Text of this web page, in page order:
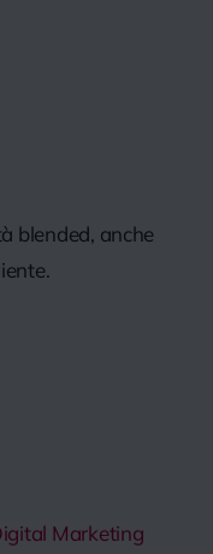
blended, anche
Marketing